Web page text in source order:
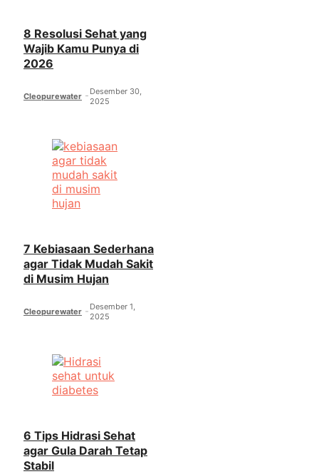
8 Resolusi Sehat yang
Wajib Kamu Punya di
2026
Cleopurewater
Desember 30,
2025
7 Kebiasaan Sederhana
agar Tidak Mudah Sakit
di Musim Hujan
Cleopurewater
Desember 1,
2025
6 Tips Hidrasi Sehat
agar Gula Darah Tetap
Stabil